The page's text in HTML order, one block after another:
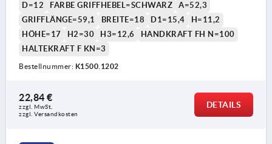
D=12 FARBE GRIFFHEBEL=SCHWARZ
A=52,3
GRIFFLÄNGE=59,1
BREITE=18 D1=15,4
H=11,2
HÖHE=17
H2=30 H3=12,6
HANDKRAFT FH N=100
HALTEKRAFT F KN=3
Bestellnummer: K1500.1202
22,84 €
zzgl. MwSt.
zzgl. Versandkosten
DETAILS